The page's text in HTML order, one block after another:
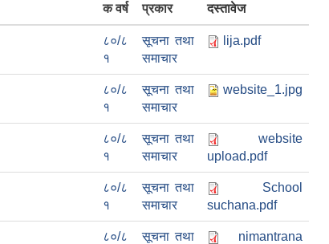
क वर्ष
प्रकार दस्तावेज
८०/८
१
सूचना तथा
समाचार
lija.pdf
८०/८
१
सूचना तथा
समाचार
website_1.jpg
८०/८
१
सूचना तथा
समाचार
website
upload.pdf
८०/८
१
सूचना तथा
समाचार
School
suchana.pdf
८०/८
सूचना तथा
nimantrana